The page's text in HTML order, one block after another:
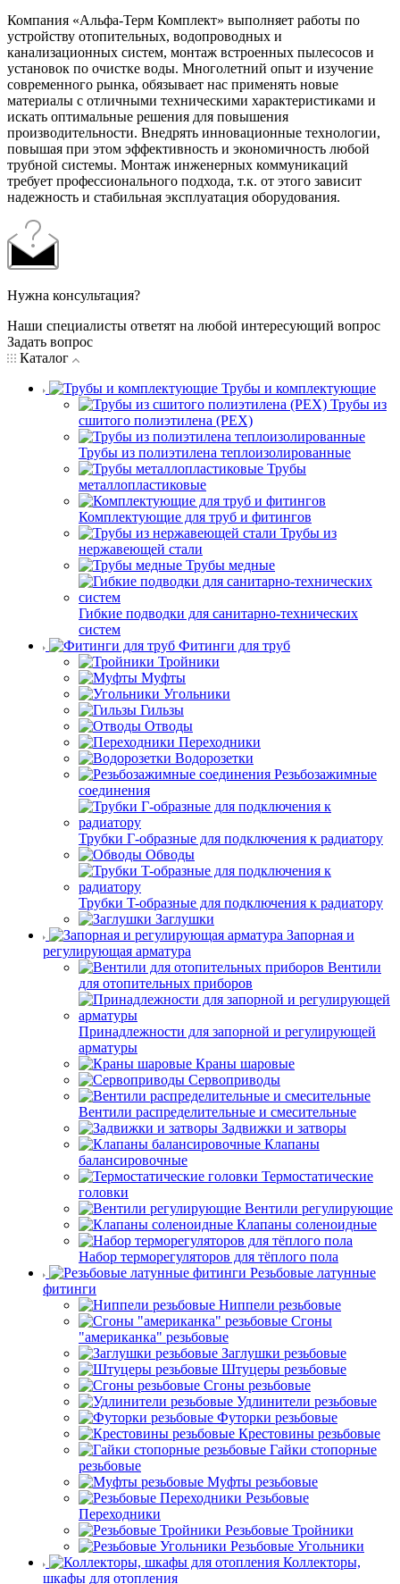
Компания «Альфа-Терм Комплект» выполняет работы по
устройству отопительных, водопроводных и
канализационных систем, монтаж встроенных пылесосов и
установок по очистке воды. Многолетний опыт и изучение
современного рынка, обязывает нас применять новые
материалы с отличными техническими характеристиками и
искать оптимальные решения для повышения
производительности. Внедрять инновационные технологии,
повышая при этом эффективность и экономичность любой
трубной системы. Монтаж инженерных коммуникаций
требует профессионального подхода, т.к. от этого зависит
надежность и стабильная эксплуатация оборудования.
Нужна консультация?
Наши специалисты ответят на любой интересующий вопрос
Задать вопрос
Каталог
Трубы и комплектующие
Трубы из
сшитого полиэтилена (PEX)
Трубы из полиэтилена теплоизолированные
Трубы
металлопластиковые
Комплектующие для труб и фитингов
Трубы из
нержавеющей стали
Трубы медные
Гибкие подводки для санитарно-технических
систем
Фитинги для труб
Тройники
Муфты
Угольники
Гильзы
Отводы
Переходники
Водорозетки
Резьбозажимные
соединения
Трубки Г-образные для подключения к радиатору
Обводы
Трубки T-образные для подключения к радиатору
Заглушки
Запорная и
регулирующая арматура
Вентили
для отопительных приборов
Принадлежности для запорной и регулирующей
арматуры
Краны шаровые
Сервоприводы
Вентили распределительные и смесительные
Задвижки и затворы
Клапаны
балансировочные
Термостатические
головки
Вентили регулирующие
Клапаны соленоидные
Набор терморегуляторов для тёплого пола
Резьбовые латунные
фитинги
Ниппели резьбовые
Сгоны
"американка" резьбовые
Заглушки резьбовые
Штуцеры резьбовые
Сгоны резьбовые
Удлинители резьбовые
Футорки резьбовые
Крестовины резьбовые
Гайки стопорные
резьбовые
Муфты резьбовые
Резьбовые
Переходники
Резьбовые Тройники
Резьбовые Угольники
Коллекторы,
шкафы для отопления